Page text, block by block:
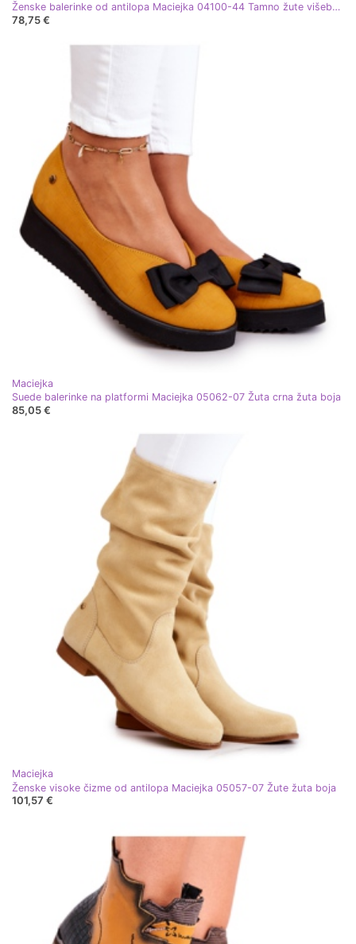
Ženske balerinke od antilopa Maciejka 04100-44 Tamno žute višebojan žuta boja
78,75 €
Maciejka
Suede balerinke na platformi Maciejka 05062-07 Žuta crna žuta boja
85,05 €
Maciejka
Ženske visoke čizme od antilopa Maciejka 05057-07 Žute žuta boja
101,57 €